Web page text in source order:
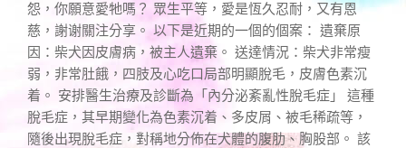
怨，你願意愛牠嗎？ 眾生平等，愛是恆久忍耐，又有恩
慈，謝谢關注分享。 以下是近期的一個的個案： 遺棄原
因：柴犬因皮膚病，被主人遺棄。 送達情況：柴犬非常瘦
弱，非常肚餓，四肢及心吃口局部明顯脫毛，皮膚色素沉
着。 安排醫生治療及診斷為「內分泌紊亂性脫毛症」 這種
脫毛症，其早期變化為色素沉着、多皮屑、被毛稀疏等，
隨後出現脫毛症，對稱地分佈在犬體的腹肋、胸股部。 該